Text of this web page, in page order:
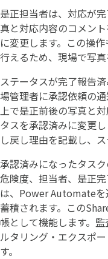
是正担当者は、対応が
真と対応内容のコメン
に変更します。この操
行えるため、現場で写真
ステータスが完了報告
場管理者に承認依頼の
上で是正前後の写真と
タスを承認済みに変更
し戻し理由を記載し、
承認済みになったタス
危険度、担当者、是正
は、Power Automate
蓄積されます。この
帳として機能します。
ルタリング・エクスポ
す。